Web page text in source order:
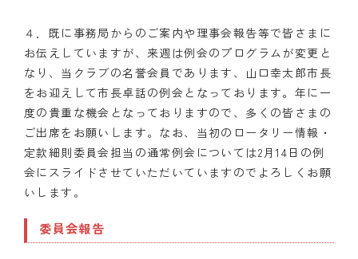
４．既に事務局からのご案内や理事会報告等で皆さまに
お伝えしていますが、来週は例会のプログラムが変更と
なり、当クラブの名誉会員であります、山口幸太郎市長
をお迎えして市長卓話の例会となっております。年に一
度の貴重な機会となっておりますので、多くの皆さまの
ご出席をお願いします。なお、当初のロータリー情報・
定款細則委員会担当の通常例会については2月14日の例
会にスライドさせていただいていますのでよろしくお願
いします。
委員会報告